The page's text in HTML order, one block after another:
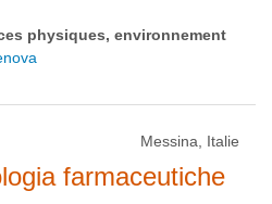
physiques, environnement
Messina, Italie
farmaceutiche